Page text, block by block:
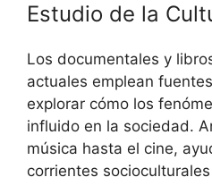
Estudio de la
Los documentales y
actuales emplean
explorar cómo los
influido en la sociedad.
música hasta el cine,
corrientes